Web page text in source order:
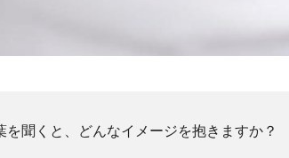
を聞くと、どんなイメージを抱きますか？